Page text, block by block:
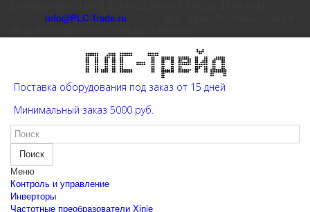
info@PLC-Trade.ru
Поставка оборудования под заказ от 15 дней
Минимальный заказ 5000 руб.
Поиск
Меню
Контроль и управление
Инверторы
Частотные преобразователи Xinje